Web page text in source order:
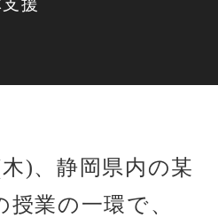
援
)、静岡県内の某
授業の一環で、